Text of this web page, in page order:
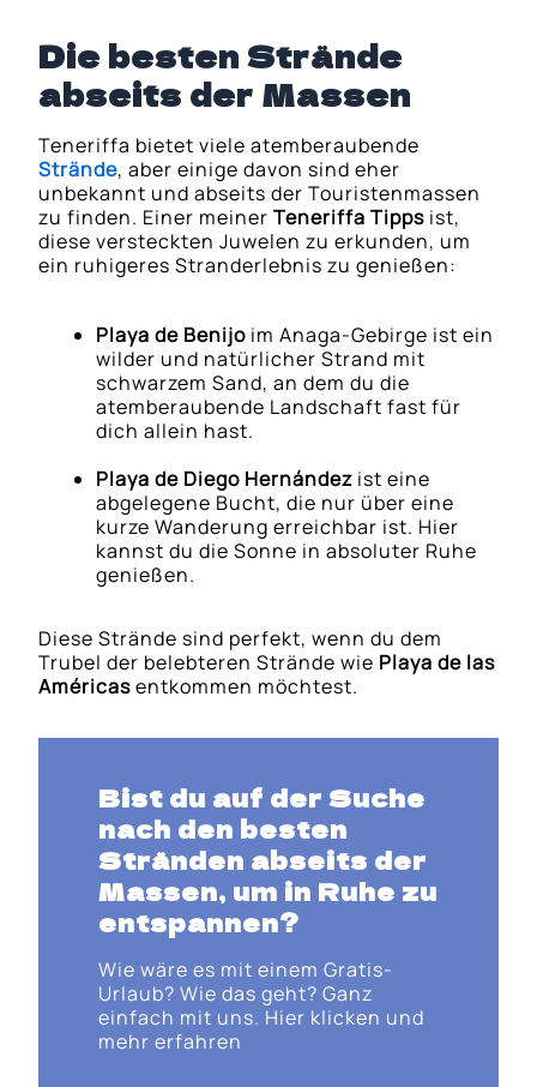
Die besten Strände
abseits der Massen
Teneriffa bietet viele atemberaubende
Strände, aber einige davon sind eher
unbekannt und abseits der Touristenmassen
zu finden. Einer meinerTeneriffa Tipps ist,
diese versteckten Juwelen zu erkunden, um
ein ruhigeres Stranderlebnis zu genießen:
Playa de Benijo im Anaga-Gebirge ist ein
wilder und natürlicher Strand mit
schwarzem Sand, an dem du die
atemberaubende Landschaft fast für
dich allein hast.
Playa de Diego Hernández ist eine
abgelegene Bucht, die nur über eine
kurze Wanderung erreichbar ist. Hier
kannst du die Sonne in absoluter Ruhe
genießen.
Diese Strände sind perfekt, wenn du dem
Trubel der belebteren Strände wie Playa de las
Américasentkommen möchtest.
Bist du auf der Suche
nach den besten
Stränden abseits der
Massen, um in Ruhe zu
entspannen?
Wie wäre es mit einem Gratis-
Urlaub? Wie das geht? Ganz
einfach mit uns. Hier klicken und
mehr erfahren